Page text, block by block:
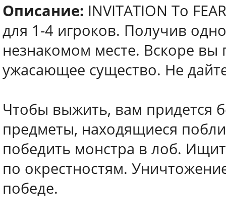
Описание: INVITATION To
для 1-4 игроков. Получив
незнакомом месте. Вскоре
ужасающее существо. Не
Чтобы выжить, вам придется
предметы, находящиеся
победить монстра в лоб.
по окрестностям.
победе.